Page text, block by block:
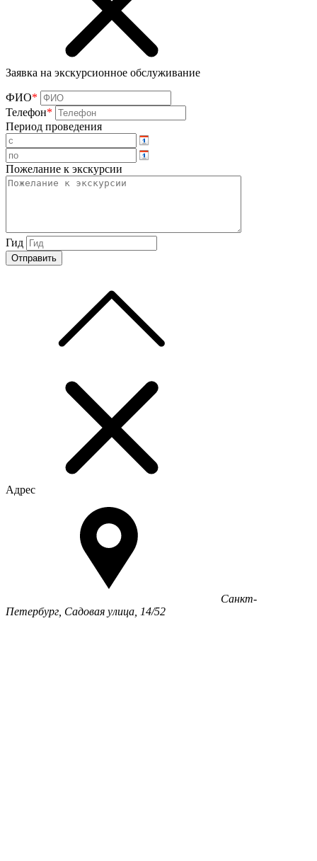
Заявка на экскурсионное обслуживание
ФИО*
Телефон*
Период проведения
Пожелание к экскурсии
Гид
Адрес
Санкт-
Петербург, Садовая улица, 14/52